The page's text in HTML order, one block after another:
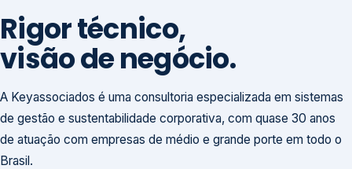
Rigor técnico,
visão de negócio.
A Keyassociados é uma consultoria especializada em sistemas
de gestão e sustentabilidade corporativa, com quase 30 anos
de atuação com empresas de médio e grande porte em todo o
Brasil.